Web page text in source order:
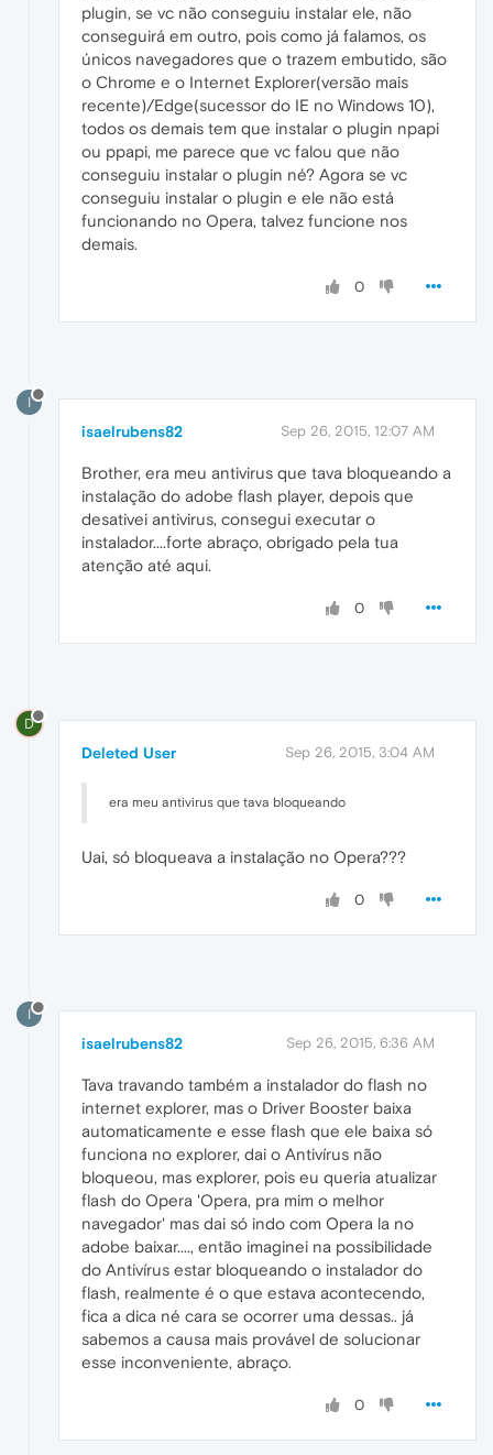
plugin, se vc não conseguiu instalar ele, não
conseguirá em outro, pois como já falamos, os
únicos navegadores que o trazem embutido, são
o Chrome e o Internet Explorer(versão mais
recente)/Edge(sucessor do IE no Windows 10),
todos os demais tem que instalar o plugin npapi
ou ppapi, me parece que vc falou que não
conseguiu instalar o plugin né? Agora se vc
conseguiu instalar o plugin e ele não está
funcionando no Opera, talvez funcione nos
demais.
0
I
isaelrubens82 Sep 26, 2015, 12:07 AM
Brother, era meu antivirus que tava bloqueando a
instalação do adobe flash player, depois que
desativei antivirus, consegui executar o
instalador....forte abraço, obrigado pela tua
atenção até aqui.
0
D
Deleted User Sep 26, 2015, 3:04 AM
era meu antivirus que tava bloqueando
Uai, só bloqueava a instalação no Opera???
0
I
isaelrubens82 Sep 26, 2015, 6:36 AM
Tava travando também a instalador do flash no
internet explorer, mas o Driver Booster baixa
automaticamente e esse flash que ele baixa só
funciona no explorer, dai o Antivírus não
bloqueou, mas explorer, pois eu queria atualizar
flash do Opera 'Opera, pra mim o melhor
navegador' mas dai só indo com Opera la no
adobe baixar...., então imaginei na possibilidade
do Antivírus estar bloqueando o instalador do
flash, realmente é o que estava acontecendo,
fica a dica né cara se ocorrer uma dessas.. já
sabemos a causa mais provável de solucionar
esse inconveniente, abraço.
0